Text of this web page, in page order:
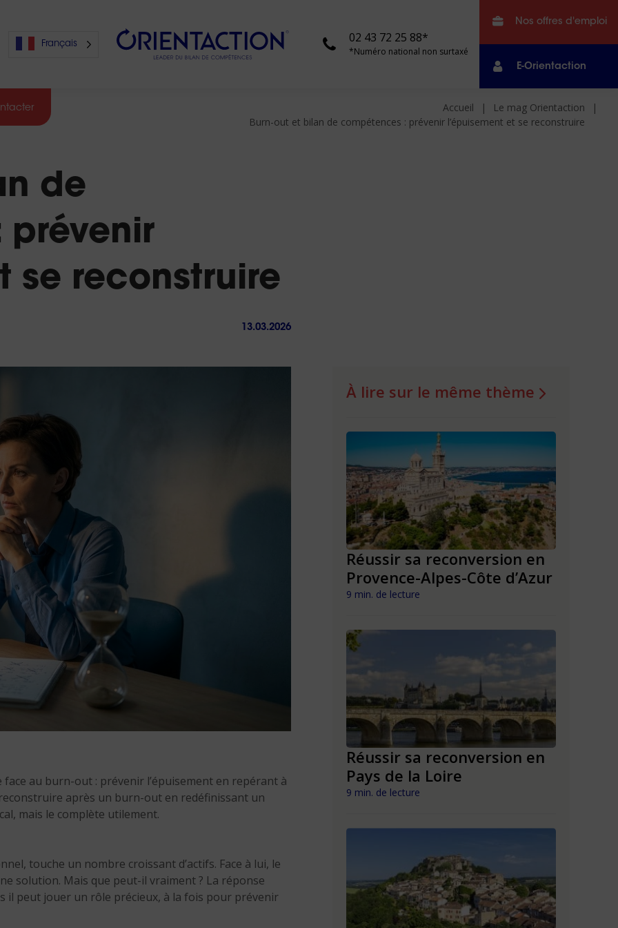
Français 02 43 72 25 88*
*Numéro national non surtaxé
Nos offres d'emploi
E-Orientaction
24h
Trouver
Accueil
Le mag Orientaction
Burn-out et bilan de compétences : prévenir l’épuisement et se reconstruire
de
prévenir
se reconstruire
13.03.2026
au burn-out : prévenir l’épuisement en repérant à
après un burn-out en redéfinissant un
mais le complète utilement.
touche un nombre croissant d’actifs. Face à lui, le
solution. Mais que peut-il vraiment ? La réponse
il peut jouer un rôle précieux, à la fois pour prévenir
À lire sur le même thème
Martinique
9 min. de lecture
Réussir sa reconversion en
Provence-Alpes-Côte d’Azur
9 min. de lecture
Réussir sa reconversion en
Pays de la Loire
9 min. de lecture